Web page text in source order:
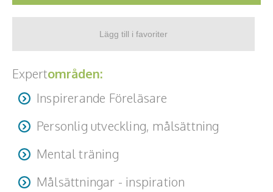
Expertområden:
Inspirerande Föreläsare
Personlig utveckling, målsättning
Mental träning
Målsättningar - inspiration